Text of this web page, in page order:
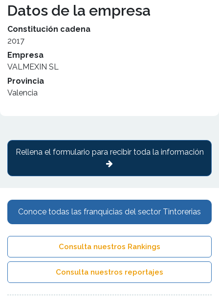
Datos de la empresa
Constitución cadena
2017
Empresa
VALMEXIN SL
Provincia
Valencia
Conoce todas las franquicias del sector Tintorerias
Consulta nuestros Rankings
Consulta nuestros reportajes